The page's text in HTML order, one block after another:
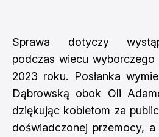
Sprawa dotyczy
podczas wiecu wyborczego
2023 roku. Posłanka
Dąbrowską obok Oli
dziękując kobietom za
doświadczonej przemocy, a